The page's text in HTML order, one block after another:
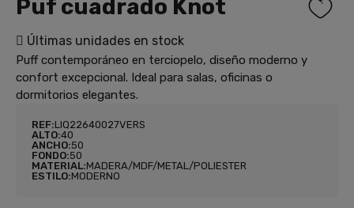
Puf cuadrado Knot
Últimas unidades en stock
Puff contemporáneo en terciopelo, diseño moderno y
confort excepcional. Ideal para salas, oficinas o
dormitorios elegantes.
REF:LIQ22640027VERS
ALTO:40
ANCHO:50
FONDO:50
MATERIAL:MADERA/MDF/METAL/POLIESTER
ESTILO:MODERNO